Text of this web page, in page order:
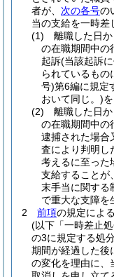
者が、 次の各号の
当の支給を一時差
(1)
離職した日
の在職期間中の
起訴(当該起訴
られているもの
号)第6編に規定
おいて同じ。)
(2)
離職した日
の在職期間中の
逮捕された場合
査により判明し
考えるに至った
支給することが
末手当に関する
で重大な支障を
2
前項の規定によ
(以下「一時差止
の3に規定する処
期間が経過した後
の変化を理由に、